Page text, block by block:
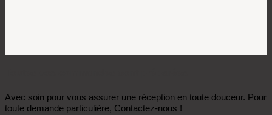
Avec soin pour vous assurer une réception en toute douceur. Pour
toute demande particulière, Contactez-nous !